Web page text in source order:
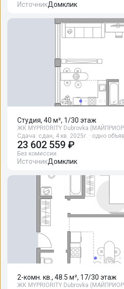
ИсточникДомклик
Студия, 40 м², 1/30 этаж
ЖК MYPRIORITY Dubrovka
Сдача: сдан, 4 кв. 2025г. · одно
23 602 559 ₽
Без комиссии
ИсточникДомклик
2-комн. кв., 48.5 м², 17/30 этаж
ЖК MYPRIORITY Dubrovka